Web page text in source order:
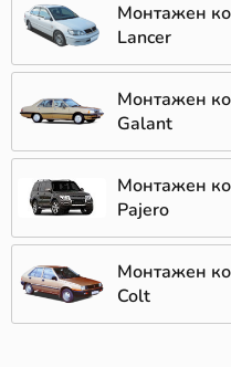
Монтажен
Lancer
Монтажен
Galant
Монтажен
Pajero
Монтажен
Colt